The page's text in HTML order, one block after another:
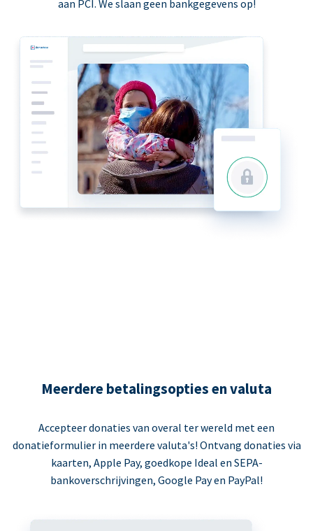
aan PCI. We slaan geen bankgegevens op!
Meerdere betalingsopties en valuta
Accepteer donaties van overal ter wereld met een
donatieformulier in meerdere valuta's! Ontvang donaties via
kaarten, Apple Pay, goedkope Ideal en SEPA-
bankoverschrijvingen, Google Pay en PayPal!